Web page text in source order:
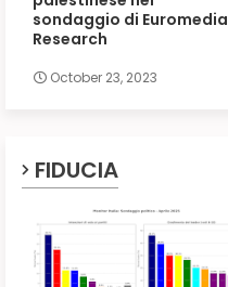
sondaggio di Euromedia
Research
October 23, 2023
FIDUCIA